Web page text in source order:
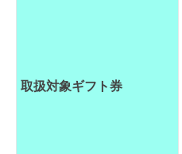
取扱対象ギフト券